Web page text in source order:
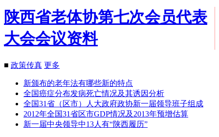
陕西省老体协第七次会员代表
大会会议资料
■ 政策传真 更多
新颁布的老年法有哪些新的特点
全国癌症分布发病死亡情况及其诱因分析
全国31省（区市）人大政府政协新一届领导班子组成
2012年全国31省区市GDP情况及2013年预增估算
新一届中央领导中13人有“陕西履历”